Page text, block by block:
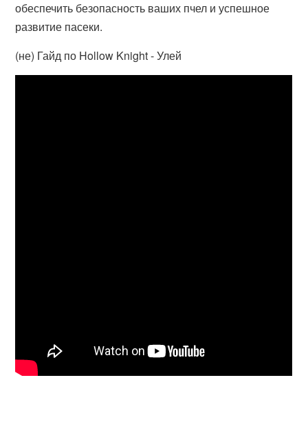
обеспечить безопасность ваших пчел и успешное
развитие пасеки.
(не) Гайд по Hollow Knight - Улей